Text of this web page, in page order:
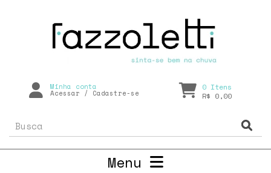
Minha conta
Acessar / Cadastre-se
0 Itens
R$ 0,00
Menu